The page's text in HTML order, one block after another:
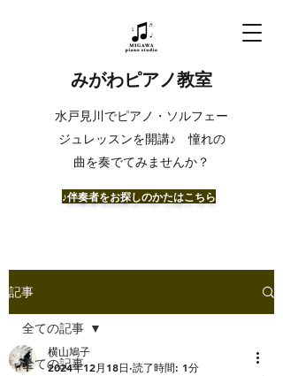
みがわピアノ教室
​水戸見川でピアノ・ソルフェー
ジュレッスンを開講♪ 憧れの
曲を奏でてみませんか？
​♪伴奏者をお探しのかたはこちら
記事
全ての記事
全ての記事
横山鳩子
2024年12月18日 読了時間: 1分